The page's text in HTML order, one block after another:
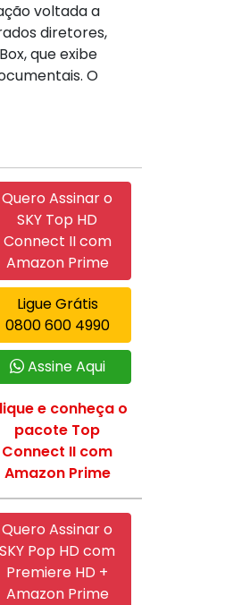
voltada a
diretores,
que exibe
O
Quero Assinar o
SKY Top HD
Connect II com
Amazon Prime
Ligue Grátis
0800 600 4990
Assine Aqui
e conheça o
pacote Top
Connect II com
Amazon Prime
Quero Assinar o
SKY Pop HD com
Premiere HD +
Amazon Prime